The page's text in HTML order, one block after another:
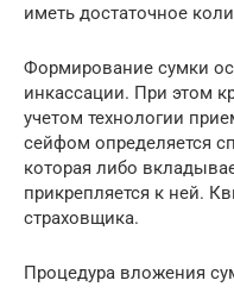
иметь достаточное
Формирование сумки
инкассации. При этом
учетом технологии
сейфом определяется
которая либо
прикрепляется к ней.
страховщика.
Процедура вложения